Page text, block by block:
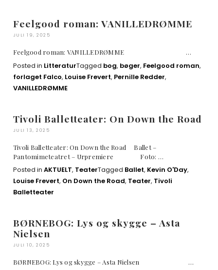
Feelgood roman: VANILLEDRØMME
JULI 19, 2025
Feelgood roman: VANILLEDRØMME …
Posted in LitteraturTagged bog, bøger, Feelgood roman,
forlaget Falco, Louise Frevert, Pernille Redder,
VANILLEDRØMME
Tivoli Balletteater: On Down the Road
JULI 13, 2025
Tivoli Balletteater: On Down the Road Ballet –
Pantomimeteatret – Urpremiere Foto: …
Posted in AKTUELT, TeaterTagged Ballet, Kevin O'Day,
Louise Frevert, On Down the Road, Teater, Tivoli
Balletteater
BØRNEBOG: Lys og skygge – Asta
Nielsen
JULI 10, 2025
BØRNEBOG: Lys og skygge – Asta Nielsen …